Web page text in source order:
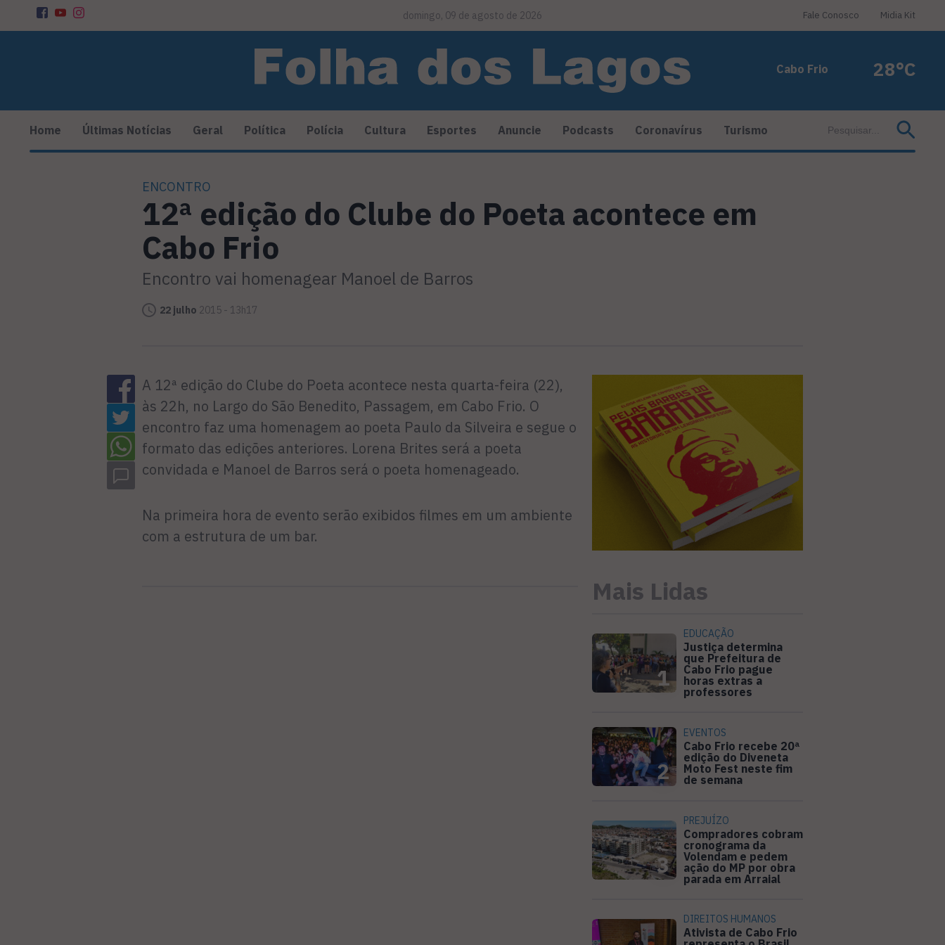
domingo, 09 de agosto de 2026 Fale Conosco Midia Kit
Cabo Frio 28°C
Home Últimas Notícias Geral Política Polícia Cultura Esportes Anuncie Podcasts Coronavírus Turismo
ENCONTRO
12ª edição do Clube do Poeta acontece em
Cabo Frio
Encontro vai homenagear Manoel de Barros
22 julho 2015 - 13h17
A 12ª edição do Clube do Poeta acontece nesta quarta-feira (22),
às 22h, no Largo do São Benedito, Passagem, em Cabo Frio. O
encontro faz uma homenagem ao poeta Paulo da Silveira e segue o
formato das edições anteriores. Lorena Brites será a poeta
convidada e Manoel de Barros será o poeta homenageado.
Na primeira hora de evento serão exibidos filmes em um ambiente
com a estrutura de um bar.
Mais Lidas
1
EDUCAÇÃO
Justiça determina
que Prefeitura de
Cabo Frio pague
horas extras a
professores
2
EVENTOS
Cabo Frio recebe 20ª
edição do Diveneta
Moto Fest neste fim
de semana
3
PREJUÍZO
Compradores cobram
cronograma da
Volendam e pedem
ação do MP por obra
parada em Arraial
DIREITOS HUMANOS
Ativista de Cabo Frio